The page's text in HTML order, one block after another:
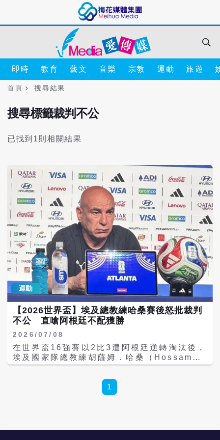
即時 教育 藝文 音樂 宗教 運動 旅遊
首頁 搜尋結果
搜尋標籤裁判不公
已找到1則相關結果
運動
【2026世界盃】埃及總教練哈桑賽後怒批裁判
不公 直嗆阿根廷不配獲勝
2026/07/08
在世界盃16強賽以2比3遭阿根廷逆轉淘汰後，
埃及國家隊總教練胡薩姆．哈桑（Hossam
Hassan）8日於賽後公開抨擊裁判執法與
球員或教練，投入足球運動數十年，很少將輸
1